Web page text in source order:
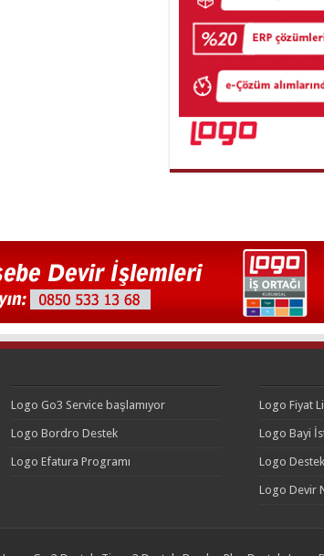
Logo Go3 Service başlamıyor
Logo Bordro Destek
Logo Efatura Programı
Logo Fiyat
Logo Bayi
Logo Destek
Logo Devir